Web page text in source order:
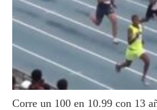
Corre un 100 en 10.99 con 13